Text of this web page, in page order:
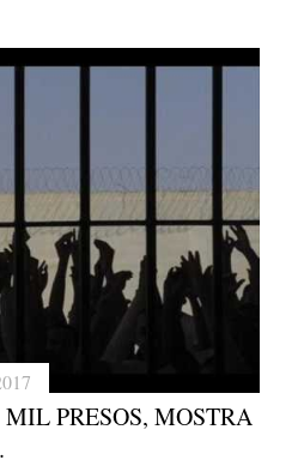
PRESOS, MOSTRA